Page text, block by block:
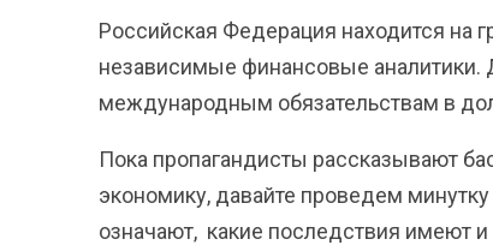
Российская Федерация находится на
независимые финансовые аналитики.
международным обязательствам в
Пока пропагандисты рассказывают
экономику, давайте проведем
означают, какие последствия имеют